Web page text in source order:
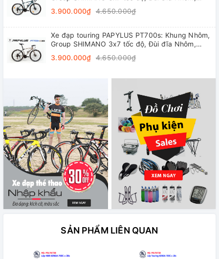
3.900.000₫ 4.650.000₫
Xe đạp touring PAPYLUS PT700s: Khung Nhôm,
Group SHIMANO 3x7 tốc độ, Đùi đĩa Nhôm,
3.900.000₫ 4.650.000₫
SẢN PHẨM LIÊN QUAN